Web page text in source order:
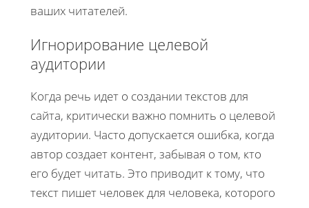
ваших читателей.
Игнорирование целевой
аудитории
Когда речь идет о создании текстов для
сайта, критически важно помнить о целевой
аудитории. Часто допускается ошибка, когда
автор создает контент, забывая о том, кто
его будет читать. Это приводит к тому, что
текст пишет человек для человека, которого